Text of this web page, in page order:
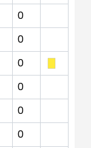
0
0
0
0
0
0